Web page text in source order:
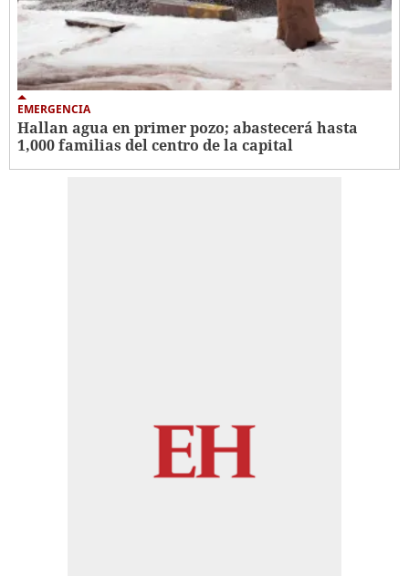
EMERGENCIA
Hallan agua en primer pozo; abastecerá hasta
1,000 familias del centro de la capital